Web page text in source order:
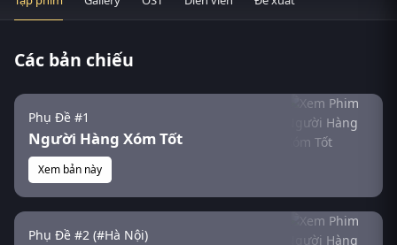
Các bản chiếu
Phụ Đề #1
Người Hàng Xóm Tốt
Xem bản này
Phụ Đề #2 (#Hà Nội)